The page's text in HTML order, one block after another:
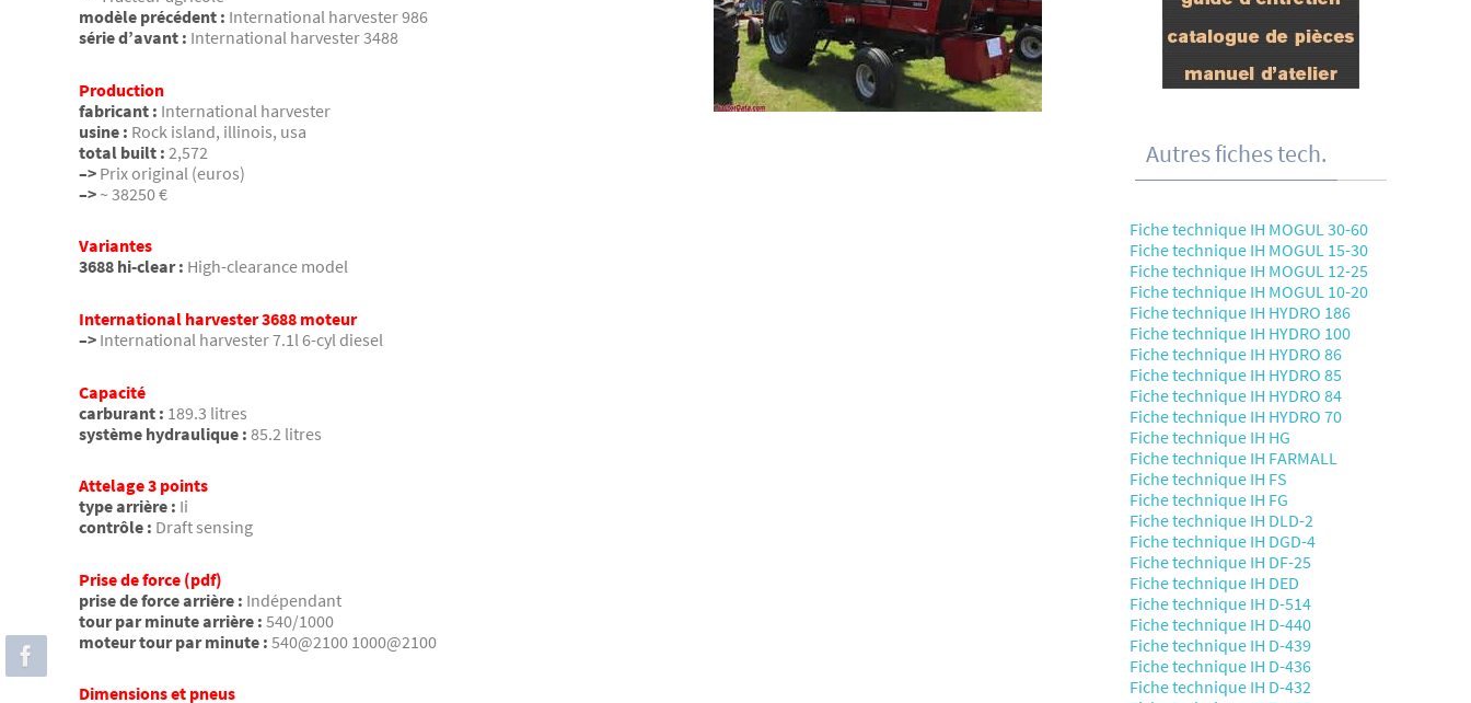
modèle précédent : International harvester 986
série d’avant : International harvester 3488
Production
fabricant : International harvester
usine : Rock island, illinois, usa
total built : 2,572
–> Prix original (euros)
–> ~ 38250 €
Variantes
3688 hi-clear : High-clearance model
International harvester 3688 moteur
–> International harvester 7.1l 6-cyl diesel
Capacité
carburant : 189.3 litres
système hydraulique : 85.2 litres
Attelage 3 points
type arrière : Ii
contrôle : Draft sensing
Prise de force (pdf)
prise de force arrière : Indépendant
tour par minute arrière : 540/1000
moteur tour par minute : 540@2100 1000@2100
Dimensions et pneus
Autres fiches tech.
Fiche technique IH MOGUL 30-60
Fiche technique IH MOGUL 15-30
Fiche technique IH MOGUL 12-25
Fiche technique IH MOGUL 10-20
Fiche technique IH HYDRO 186
Fiche technique IH HYDRO 100
Fiche technique IH HYDRO 86
Fiche technique IH HYDRO 85
Fiche technique IH HYDRO 84
Fiche technique IH HYDRO 70
Fiche technique IH HG
Fiche technique IH FARMALL
Fiche technique IH FS
Fiche technique IH FG
Fiche technique IH DLD-2
Fiche technique IH DGD-4
Fiche technique IH DF-25
Fiche technique IH DED
Fiche technique IH D-514
Fiche technique IH D-440
Fiche technique IH D-439
Fiche technique IH D-436
Fiche technique IH D-432